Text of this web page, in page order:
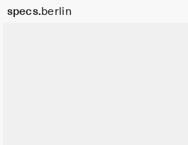
specs.berlin
Warenkorb